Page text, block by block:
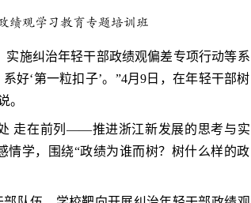
绩观学习教育专题培训班
施纠治年轻干部政绩观偏差专项行动等系
好‘第一粒扣子’。”4月9日，在年轻干部树
。
走在前列——推进浙江新发展的思考与实
学，围绕“政绩为谁而树？树什么样的政